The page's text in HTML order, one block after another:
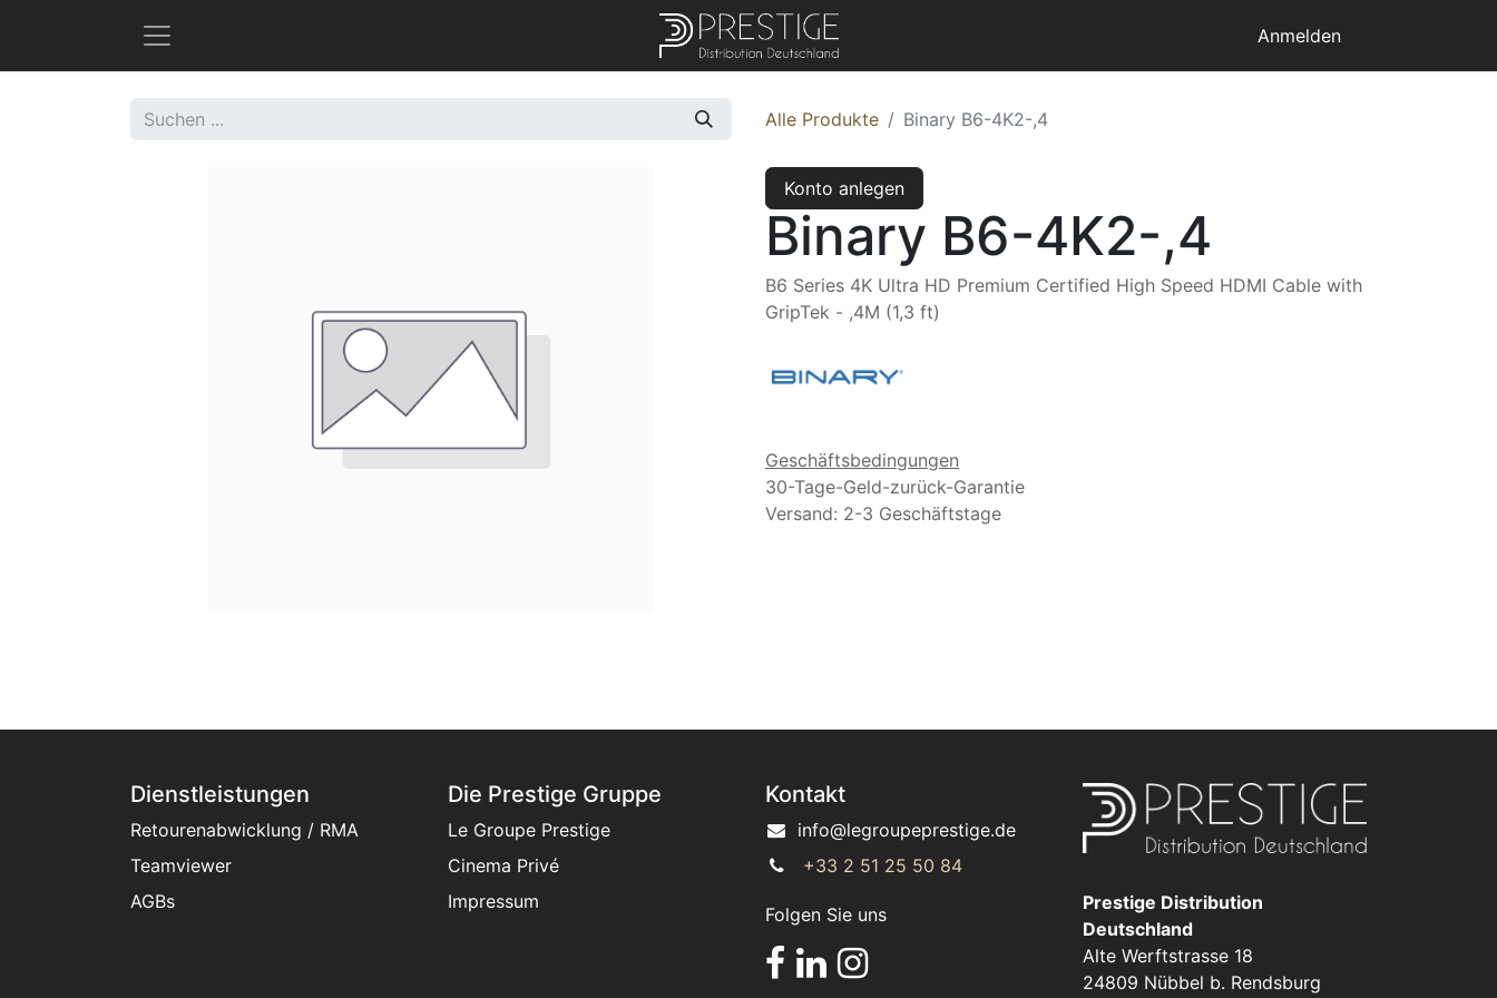
Anmelden
Alle Produkte Binary B6-4K2-,4
Konto anlegen
Binary B6-4K2-,4
B6 Series 4K Ultra HD Premium Certified High Speed HDMI Cable with
GripTek - ,4M (1,3 ft)
Geschäftsbedingungen
30-Tage-Geld-zurück-Garantie
Versand: 2-3 Geschäftstage
Dienstleistungen
Retourenabwicklung / RMA
Teamviewer
AGBs
Die Prestige Gruppe
Le Groupe Prestige
Cinema Privé
Impressum
Kontakt
info@legroupeprestige.de
+33 2 51 25 50 84
Folgen Sie uns
Prestige Distribution
Deutschland
Alte Werftstrasse 18
24809 Nübbel b. Rendsburg